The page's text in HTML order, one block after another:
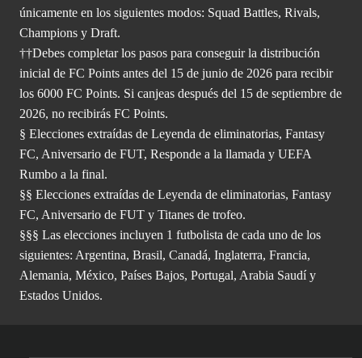
únicamente en los siguientes modos: Squad Battles, Rivals,
Champions y Draft.
††Debes completar los pasos para conseguir la distribución
inicial de FC Points antes del 15 de junio de 2026 para recibir
los 6000 FC Points. Si canjeas después del 15 de septiembre de
2026, no recibirás FC Points.
§ Elecciones extraídas de Leyenda de eliminatorias, Fantasy
FC, Aniversario de FUT, Responde a la llamada y UEFA
Rumbo a la final.
§§ Elecciones extraídas de Leyenda de eliminatorias, Fantasy
FC, Aniversario de FUT y Titanes de trofeo.
§§§ Las elecciones incluyen 1 futbolista de cada uno de los
siguientes: Argentina, Brasil, Canadá, Inglaterra, Francia,
Alemania, México, Países Bajos, Portugal, Arabia Saudí y
Estados Unidos.